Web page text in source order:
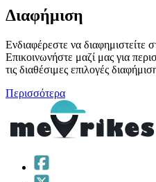
Διαφήμιση
Ενδιαφέρεστε να διαφημιστείτε
Επικοινωνήστε μαζί μας για
τις διαθέσιμες επιλογές
Περισσότερα